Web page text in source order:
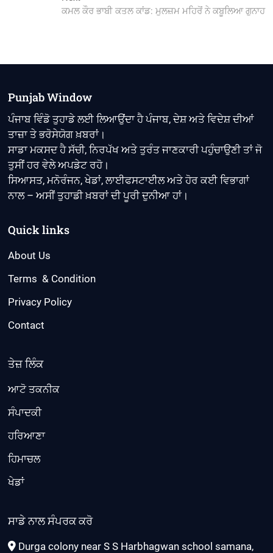
post:
ਕਮਲ ਕੌਰ ਭਾਬੀ ਕਤਲ ਕਾਂਡ: ਮੁਲਜ਼ਮ ਮਹਿਰੋਂ ਨੇ ਕਬੂਲਿਆ ਗੁਨਾਹ
Punjab Window
ਪੰਜਾਬ ਵਿੰਡੋ ਤੁਹਾਡੇ ਲਈ ਲਿਆਉਂਦਾ ਹੈ ਪੰਜਾਬ, ਦੇਸ਼ ਅਤੇ ਵਿਦੇਸ਼ ਦੀਆਂ
ਤਾਜ਼ਾ ਤੇ ਭਰੋਸੇਯੋਗ ਖ਼ਬਰਾਂ।
ਸਾਡਾ ਮਕਸਦ ਹੈ ਸੱਚੀ, ਨਿਰਪੱਖ ਅਤੇ ਤੁਰੰਤ ਜਾਣਕਾਰੀ ਪਹੁੰਚਾਉਣੀ ਤਾਂ ਜੋ
ਤੁਸੀਂ ਹਰ ਵੇਲੇ ਅਪਡੇਟ ਰਹੋ।
ਸਿਆਸਤ, ਮਨੋਰੰਜਨ, ਖੇਡਾਂ, ਲਾਈਫਸਟਾਈਲ ਅਤੇ ਹੋਰ ਕਈ ਵਿਭਾਗਾਂ
ਨਾਲ – ਅਸੀਂ ਤੁਹਾਡੀ ਖ਼ਬਰਾਂ ਦੀ ਪੂਰੀ ਦੁਨੀਆ ਹਾਂ।
Quick links
About Us
Terms & Condition
Privacy Policy
Contact
ਤੇਜ਼ ਲਿੰਕ
ਆਟੋ ਤਕਨੀਕ
ਸੰਪਾਦਕੀ
ਹਰਿਆਣਾ
ਹਿਮਾਚਲ
ਖੇਡਾਂ
ਸਾਡੇ ਨਾਲ ਸੰਪਰਕ ਕਰੋ
Durga colony near S S Harbhagwan school samana,